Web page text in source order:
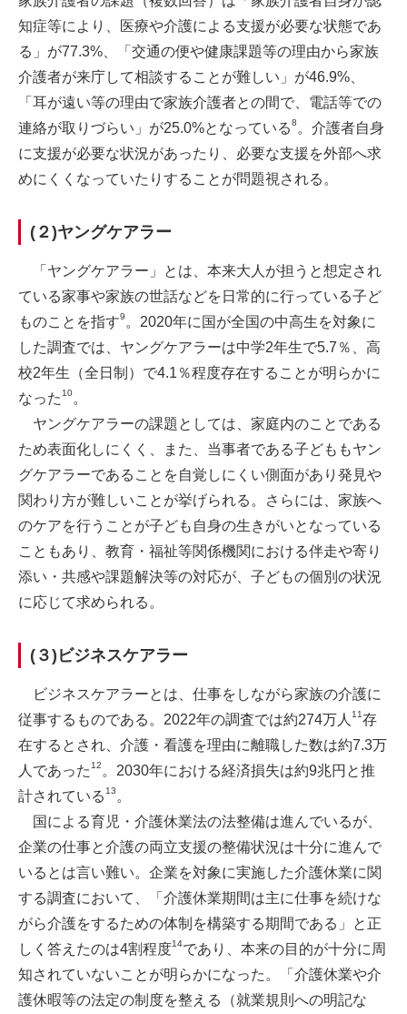
知症等により、医療や介護による支援が必要な状態であ
る」が77.3%、「交通の便や健康課題等の理由から家族
介護者が来庁して相談することが難しい」が46.9%、
「耳が遠い等の理由で家族介護者との間で、電話等での
連絡が取りづらい」が25.0%となっている8。介護者自身
に支援が必要な状況があったり、必要な支援を外部へ求
めにくくなっていたりすることが問題視される。
(２)ヤングケアラー
「ヤングケアラー」とは、本来大人が担うと想定され
ている家事や家族の世話などを日常的に行っている子ど
ものことを指す9。2020年に国が全国の中高生を対象に
した調査では、ヤングケアラーは中学2年生で5.7％、高
校2年生（全日制）で4.1％程度存在することが明らかに
なった 10。
ヤングケアラーの課題としては、家庭内のことである
ため表面化しにくく、また、当事者である子どももヤン
グケアラーであることを自覚しにくい側面があり発見や
関わり方が難しいことが挙げられる。さらには、家族へ
のケアを行うことが子ども自身の生きがいとなっている
こともあり、教育・福祉等関係機関における伴走や寄り
添い・共感や課題解決等の対応が、子どもの個別の状況
に応じて求められる。
(３)ビジネスケアラー
ビジネスケアラーとは、仕事をしながら家族の介護に
従事するものである。2022年の調査では約274万人 11存
在するとされ、介護・看護を理由に離職した数は約7.3万
人であった 12。2030年における経済損失は約9兆円と推
計されている 13。
国による育児・介護休業法の法整備は進んでいるが、
企業の仕事と介護の両立支援の整備状況は十分に進んで
いるとは言い難い。企業を対象に実施した介護休業に関
する調査において、「介護休業期間は主に仕事を続けな
がら介護をするための体制を構築する期間である」と正
しく答えたのは4割程度14であり、本来の目的が十分に周
知されていないことが明らかになった。「介護休業や介
護休暇等の法定の制度を整える（就業規則への明記な